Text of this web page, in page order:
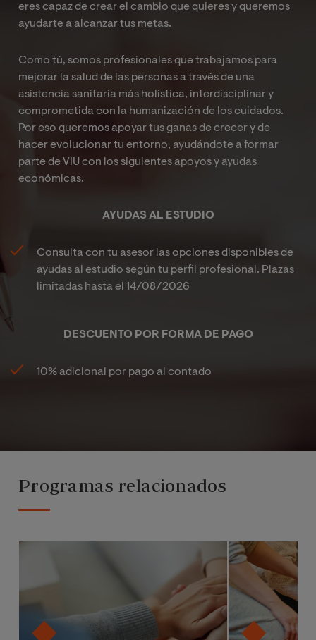
eres capaz de crear el cambio que quieres y queremos
ayudarte a alcanzar tus metas.
Como tú, somos profesionales que trabajamos para
mejorar la salud de las personas a través de una
asistencia sanitaria más holística, interdisciplinar y
comprometida con la humanización de los cuidados.
Por eso queremos apoyar tus ganas de crecer y de
hacer evolucionar tu entorno, ayudándote a formar
parte de VIU con los siguientes apoyos y ayudas
económicas.
AYUDAS AL ESTUDIO
Consulta con tu asesor las opciones disponibles de
ayudas al estudio según tu perfil profesional. Plazas
limitadas hasta el 14/08/2026
DESCUENTO POR FORMA DE PAGO
10% adicional por pago al contado
Programas relacionados